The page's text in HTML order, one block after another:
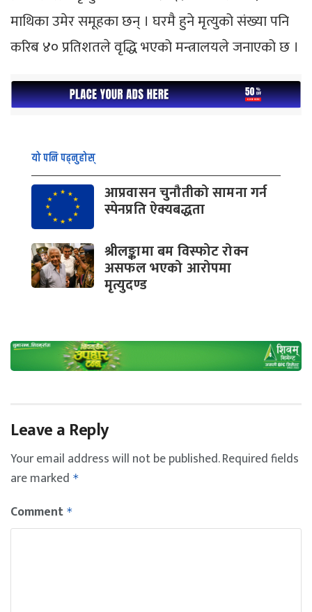
माथिका उमेर समूहका छन् । घरमै हुने मृत्युको संख्या पनि
करिब ४० प्रतिशतले वृद्धि भएको मन्त्रालयले जनाएको छ ।
यो पनि पढ्नुहोस्
आप्रवासन चुनौतीको सामना गर्न
स्पेनप्रति ऐक्यबद्धता
श्रीलङ्कामा बम विस्फोट रोक्न
असफल भएको आरोपमा
मृत्युदण्ड
Leave a Reply
Your email address will not be published.Required fields
are marked *
Comment *